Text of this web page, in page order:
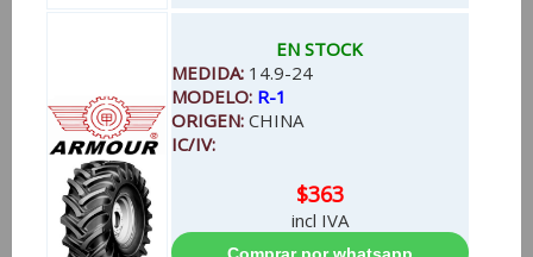
EN STOCK
MEDIDA: 14.9-24
MODELO: R-1
ORIGEN: CHINA
IC/IV:
$363
incl IVA